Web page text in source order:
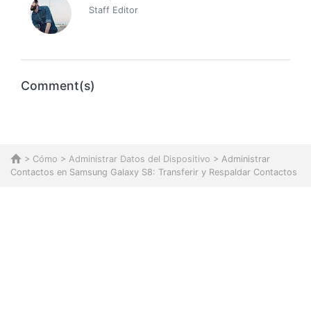
Staff Editor
Comment(s)
> Cómo > Administrar Datos del Dispositivo > Administrar
Contactos en Samsung Galaxy S8: Transferir y Respaldar Contactos